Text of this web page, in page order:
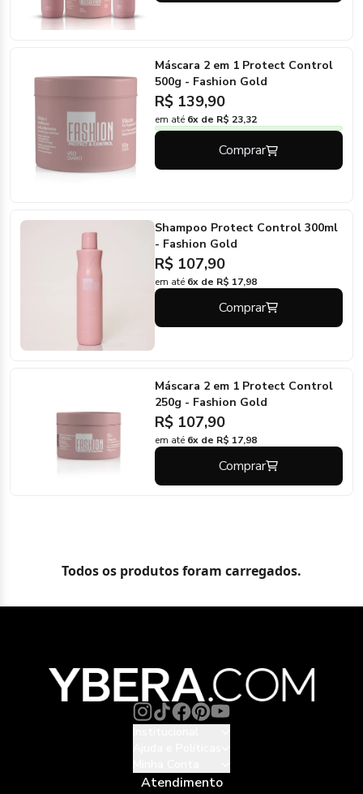
Máscara 2 em 1 Protect Control
500g - Fashion Gold
R$ 139,90
em até 6x de R$ 23,32
Comprar
Shampoo Protect Control 300ml
- Fashion Gold
R$ 107,90
em até 6x de R$ 17,98
Comprar
Máscara 2 em 1 Protect Control
250g - Fashion Gold
R$ 107,90
em até 6x de R$ 17,98
Comprar
Todos os produtos foram carregados.
Atendimento